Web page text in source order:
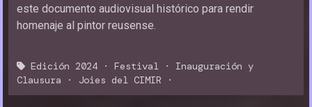
este documento audiovisual histórico para rendir
homenaje al pintor reusense.
Edición 2024 · Festival · Inauguración y
Clausura · Joies del CIMIR ·